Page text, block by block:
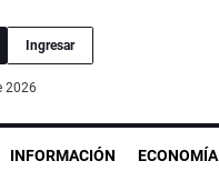
Ingresar
2026
INFORMACIÓN ECONOMÍA